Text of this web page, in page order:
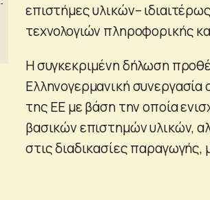
επιστήμες υλικών–
τεχνολογιών πληροφορικής
H συγκεκριμένη δήλωση
Ελληνογερμανική
της ΕΕ με βάση την οποία
βασικών επιστημών υλικών,
στις διαδικασίες